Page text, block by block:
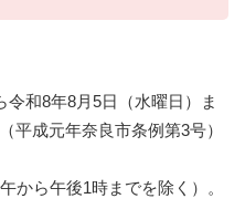
和8年8月5日（水曜日）ま
平成元年奈良市条例第3号）
から午後1時までを除く）。